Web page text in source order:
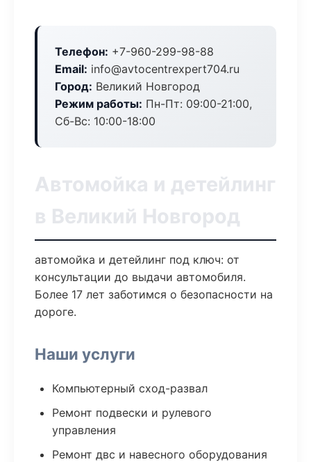
Телефон: +7-960-299-98-88
Email: info@avtocentrexpert704.ru
Город: Великий Новгород
Режим работы: Пн-Пт: 09:00-21:00,
Сб-Вс: 10:00-18:00
Автомойка и детейлинг
в Великий Новгород
автомойка и детейлинг под ключ: от
консультации до выдачи автомобиля.
Более 17 лет заботимся о безопасности на
дороге.
Наши услуги
Компьютерный сход-развал
Ремонт подвески и рулевого
управления
Ремонт двс и навесного оборудования